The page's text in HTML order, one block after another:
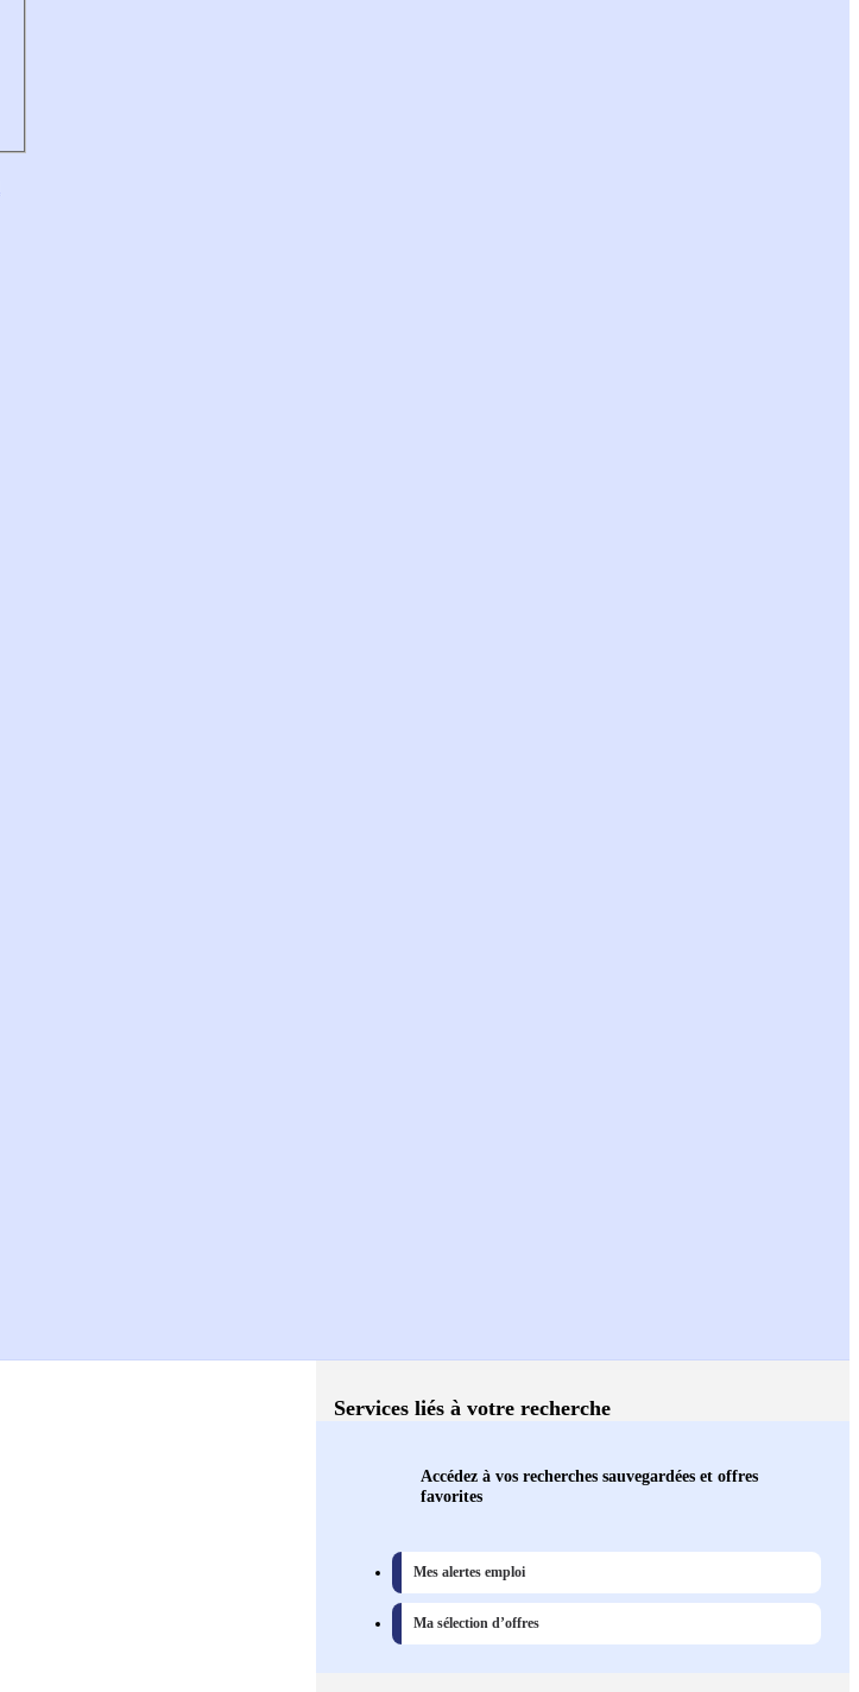
Services liés à votre recherche
Accédez à vos recherches sauvegardées et offres
favorites
Mes alertes emploi
Ma sélection d’offres